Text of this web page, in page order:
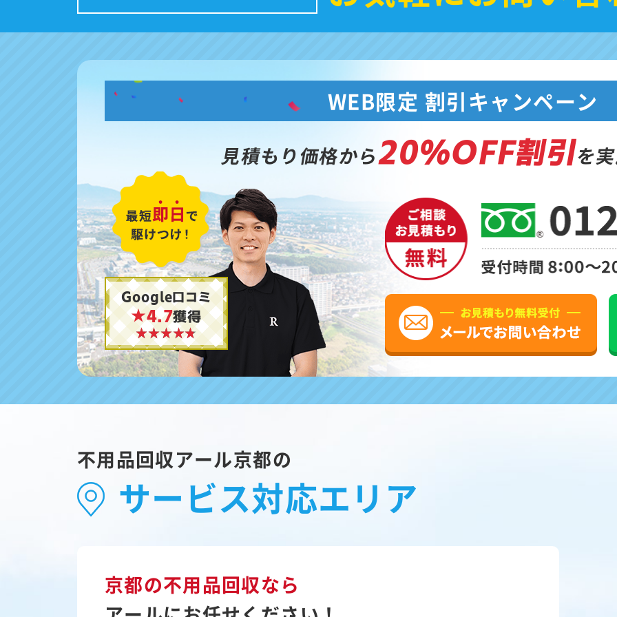
Google口コミ
★4.7獲得
WEB限定 割引キャンペーン
見積もり価格から20%OFF割引を
不用品回収アール京都の
サービス対応エリア
京都の不用品回収なら